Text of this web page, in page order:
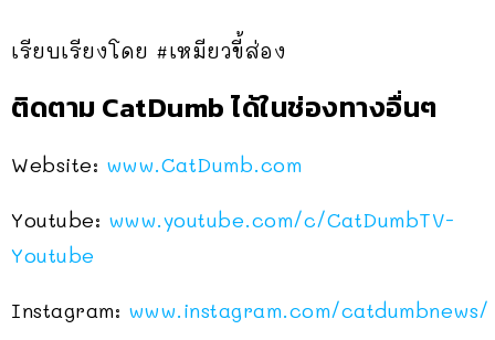
เรียบเรียงโดย #เหมียวขี้ส่อง
ติดตาม CatDumb ได้ในช่องทางอื่นๆ
Website: www.CatDumb.com
Youtube: www.youtube.com/c/CatDumbTV-
Youtube
Instagram: www.instagram.com/catdumbnews/